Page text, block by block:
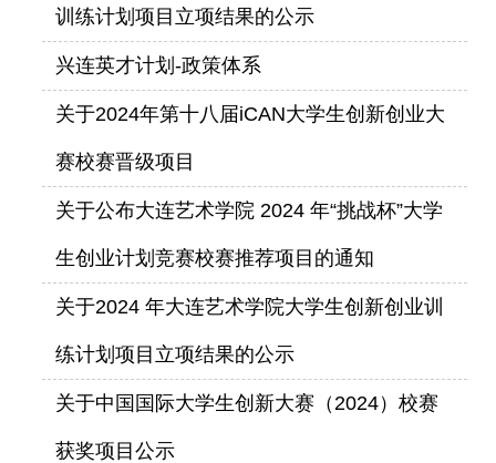
训练计划项目立项结果的公示
兴连英才计划-政策体系
关于2024年第十八届iCAN大学生创新创业大
赛校赛晋级项目
关于公布大连艺术学院 2024 年“挑战杯”大学
生创业计划竞赛校赛推荐项目的通知
关于2024 年大连艺术学院大学生创新创业训
练计划项目立项结果的公示
关于中国国际大学生创新大赛（2024）校赛
获奖项目公示